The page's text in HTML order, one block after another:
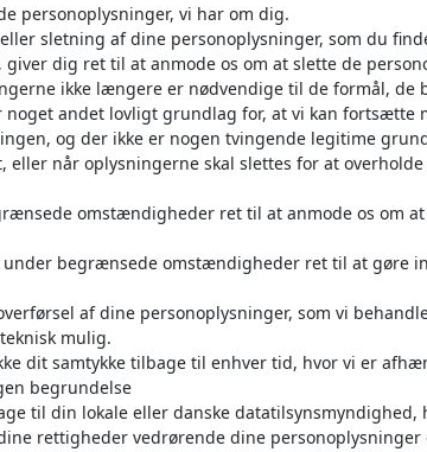
personoplysninger, vi har om dig.
sletning af dine personoplysninger, som du
dig ret til at anmode os om at slette de
ikke længere er nødvendige til de formål, de
andet lovligt grundlag for, at vi kan fortsætte
og der ikke er nogen tvingende legitime
når oplysningerne skal slettes for at
omstændigheder ret til at anmode os om
under begrænsede omstændigheder ret til at gøre
af dine personoplysninger, som vi
mulig.
dit samtykke tilbage til enhver tid, hvor vi er
begrundelse
til din lokale eller danske datatilsynsmyndighed,
rettigheder vedrørende dine personoplysninger